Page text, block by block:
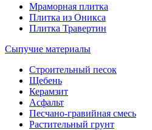
Мраморная плитка
Плитка из Оникса
Плитка Травертин
Сыпучие материалы
Строительный песок
Щебень
Керамзит
Асфальт
Песчано-гравийная смесь
Растительный грунт